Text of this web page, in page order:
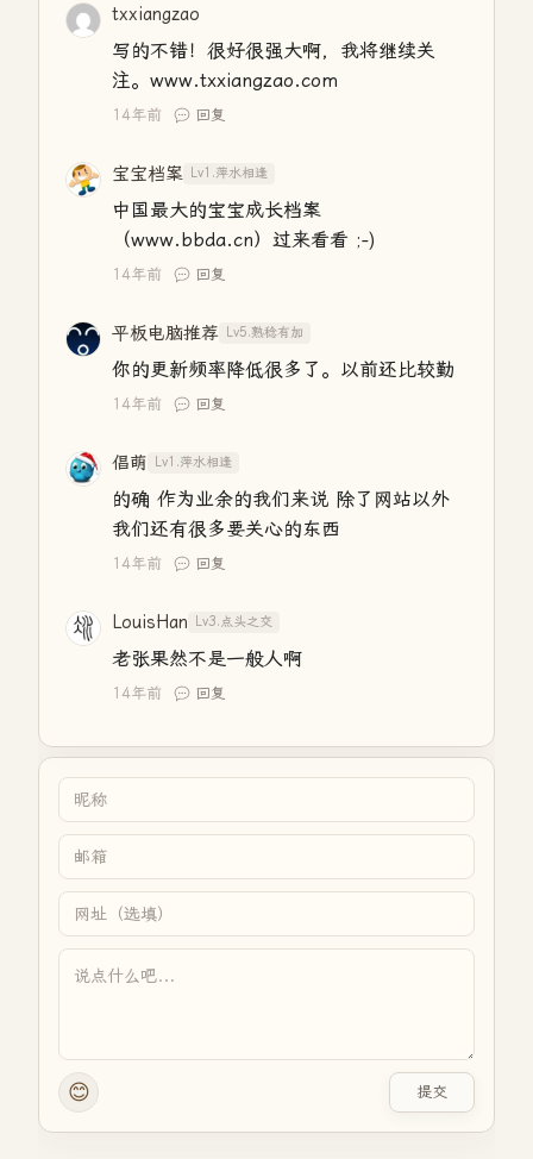
txxiangzao
写的不错！很好很强大啊，我将继续关
注。www.txxiangzao.com
14年前 回复
宝宝档案 Lv1.萍水相逢
中国最大的宝宝成长档案
（www.bbda.cn）过来看看 ;-)
14年前 回复
平板电脑推荐 Lv5.熟稔有加
你的更新频率降低很多了。以前还比较勤
14年前 回复
倡萌 Lv1.萍水相逢
的确 作为业余的我们来说 除了网站以外
我们还有很多要关心的东西
14年前 回复
LouisHan Lv3.点头之交
老张果然不是一般人啊
14年前 回复
😊 提交